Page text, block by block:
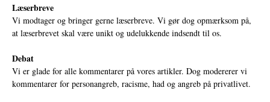
Læserbreve
Vi modtager og bringer gerne læserbreve. Vi gør dog opmærksom på,
at læserbrevet skal være unikt og udelukkende indsendt til os.
Debat
Vi er glade for alle kommentarer på vores artikler. Dog modererer vi
kommentarer for personangreb, racisme, had og angreb på privatlivet.